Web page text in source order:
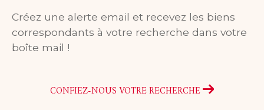
Créez une alerte email et recevez les biens
correspondants à votre recherche dans votre
boîte mail !
CONFIEZ-NOUS VOTRE RECHERCHE